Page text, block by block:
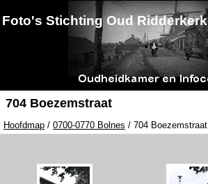
Foto's Stichting Oud Ridderkerk
704 Boezemstraat
Hoofdmap / 0700-0770 Bolnes / 704 Boezemstraat